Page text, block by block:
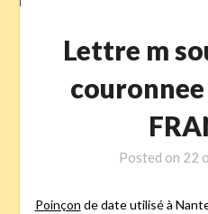
Lettre m
Posted on 22
Poinçon de date utilisé à